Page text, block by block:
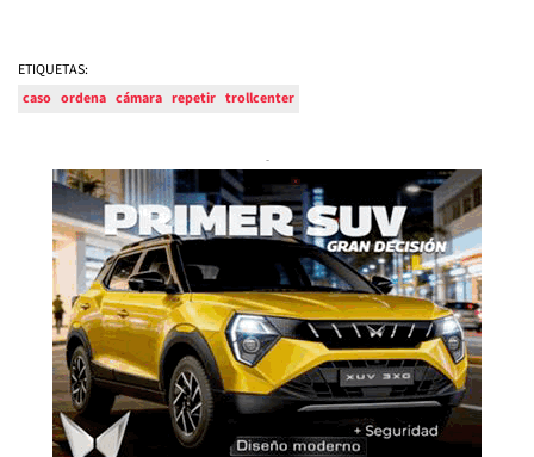
ETIQUETAS:
caso ordena cámara repetir trollcenter